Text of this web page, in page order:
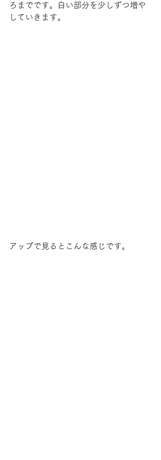
ろまでです。白い部分を少しずつ増や
していきます。
アップで見るとこんな感じです。